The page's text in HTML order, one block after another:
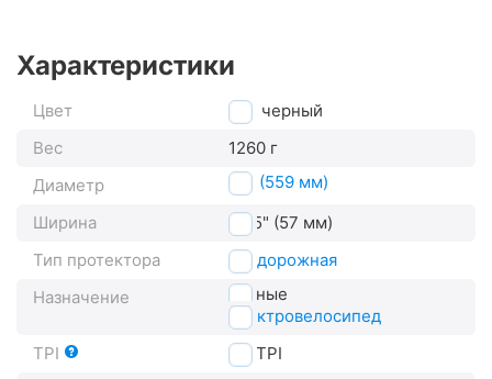
Характеристики
Цвет
черный
Вес
1260 г
Диаметр
26" (559 мм)
Ширина
2.25" (57 мм)
Тип протектора
внедорожная
Назначение
горные
электровелосипед
TPI
67 TPI